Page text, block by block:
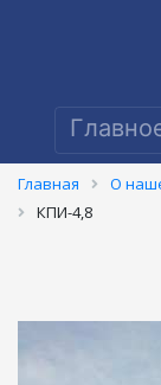
Главная О
КПИ-4,8